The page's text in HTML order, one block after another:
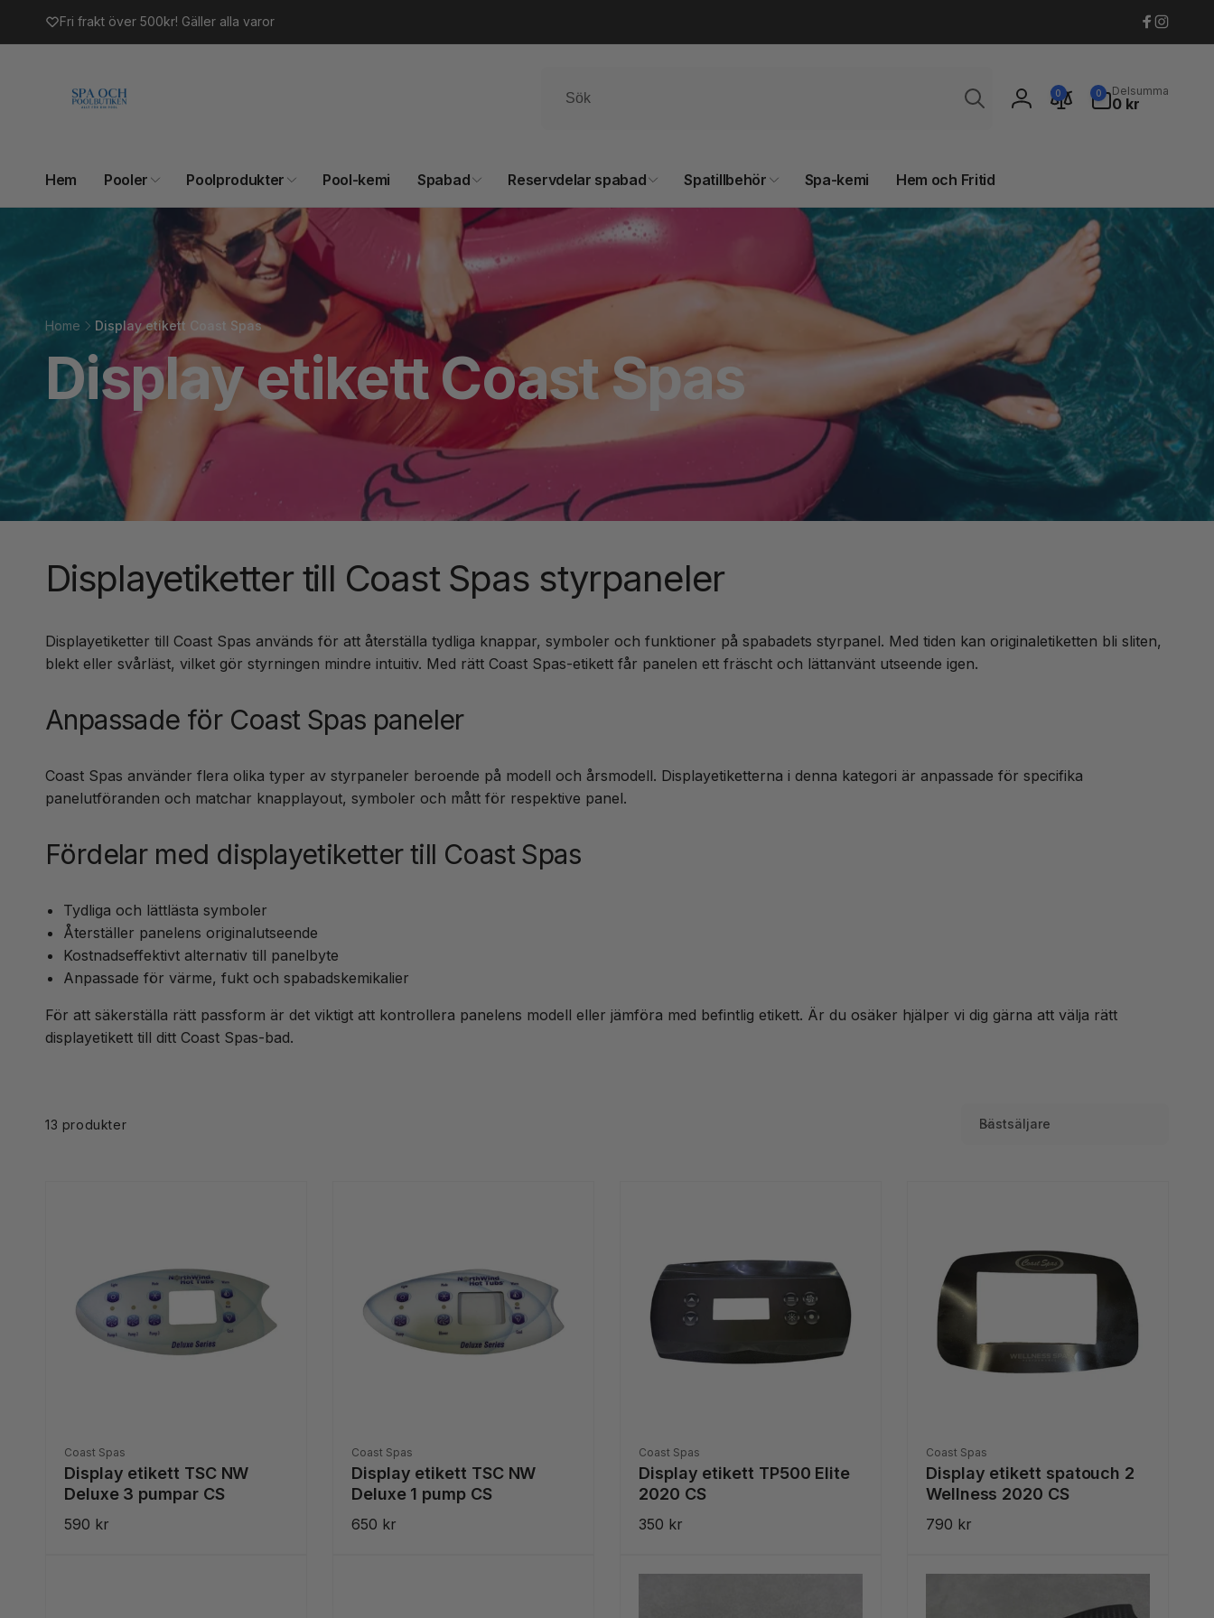
innehåll
Fri frakt över 500kr! Gäller alla varor
Facebook
Logga
0 0
artiklar
Delsumma
0 kr
Hem Pooler Poolprodukter Pool-kemi Spabad Reservdelar spabad Spatillbehör Spa-kemi Hem och Fritid
Home Display etikett Coast Spas
Display etikett Coast Spas
Displayetiketter till Coast Spas styrpaneler
Displayetiketter till Coast Spas används för att återställa tydliga knappar, symboler och funktioner på spabadets styrpanel. Med tiden kan originaletiketten bli sliten,
blekt eller svårläst, vilket gör styrningen mindre intuitiv. Med rätt Coast Spas-etikett får panelen ett fräscht och lättanvänt utseende igen.
Anpassade för Coast Spas paneler
Coast Spas använder flera olika typer av styrpaneler beroende på modell och årsmodell. Displayetiketterna i denna kategori är anpassade för specifika
panelutföranden och matchar knapplayout, symboler och mått för respektive panel.
Fördelar med displayetiketter till Coast Spas
Tydliga och lättlästa symboler
Återställer panelens originalutseende
Kostnadseffektivt alternativ till panelbyte
Anpassade för värme, fukt och spabadskemikalier
För att säkerställa rätt passform är det viktigt att kontrollera panelens modell eller jämföra med befintlig etikett. Är du osäker hjälper vi dig gärna att välja rätt
displayetikett till ditt Coast Spas-bad.
13 produkter
e
Bästsäljare
Säljare:
Coast Spas
Display etikett TSC NW
Deluxe 3 pumpar CS
Ordinarie
590 kr
Säljare:
Coast Spas
Display etikett TSC NW
Deluxe 1 pump CS
Ordinarie
650 kr
Säljare:
Coast Spas
Display etikett TP500 Elite
2020 CS
Ordinarie
350 kr
Säljare:
Coast Spas
Display etikett spatouch 2
Wellness 2020 CS
Ordinarie
790 kr